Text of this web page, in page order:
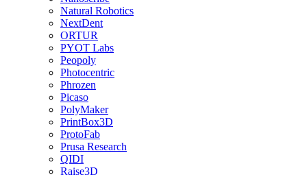
Natural Robotics
NextDent
ORTUR
PYOT Labs
Peopoly
Photocentric
Phrozen
Picaso
PolyMaker
PrintBox3D
ProtoFab
Prusa Research
QIDI
Raise3D